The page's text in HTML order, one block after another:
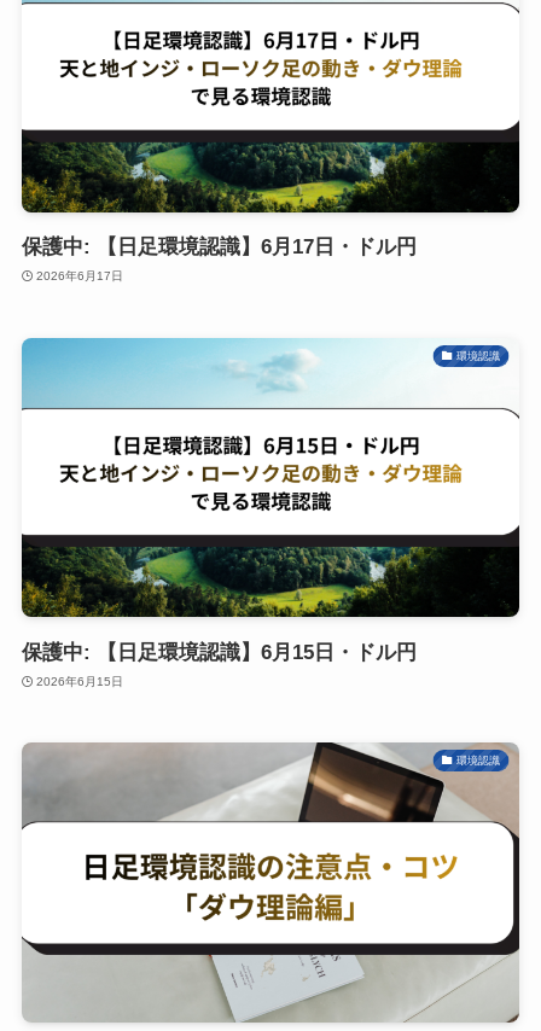
保護中: 【日足環境認識】6月17日・ドル円
2026年6月17日
環境認識
保護中: 【日足環境認識】6月15日・ドル円
2026年6月15日
環境認識